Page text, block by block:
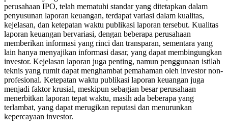
perusahaan IPO, telah mematuhi standar yang ditetapkan dalam
penyusunan laporan keuangan, terdapat variasi dalam kualitas,
kejelasan, dan ketepatan waktu publikasi laporan tersebut. Kualitas
laporan keuangan bervariasi, dengan beberapa perusahaan
memberikan informasi yang rinci dan transparan, sementara yang
lain hanya menyajikan informasi dasar, yang dapat membingungkan
investor. Kejelasan laporan juga penting, namun penggunaan istilah
teknis yang rumit dapat menghambat pemahaman oleh investor non-
profesional. Ketepatan waktu publikasi laporan keuangan juga
menjadi faktor krusial, meskipun sebagian besar perusahaan
menerbitkan laporan tepat waktu, masih ada beberapa yang
terlambat, yang dapat merugikan reputasi dan menurunkan
kepercayaan investor.